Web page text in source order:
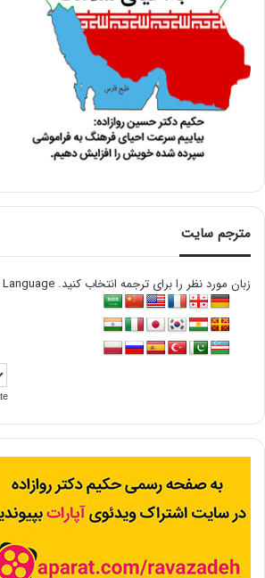
مترجم سایت
زبان مورد نظر را برای ترجمه انتخاب کنید. Please Choice Your Language :